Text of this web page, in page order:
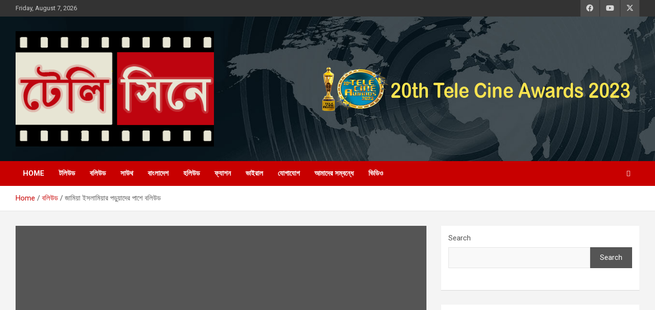
to
Friday, August 7, 2026
টেলি সিনে
HOME টলিউড বলিউড সাউথ বাংলাদেশ হলিউড ফ্যাশন ভাইরাল যোগাযোগ আমাদের সম্বন্ধে ভিডিও
Home বলিউড জামিয়া ইসলামিয়ার পড়ুয়াদের পাশে বলিউড
Search
Search